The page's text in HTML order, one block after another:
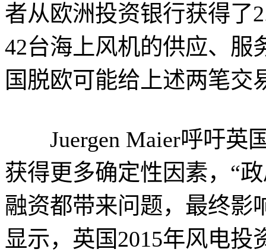
者从欧洲投资银行获得了
42台海上风机的供应、服
国脱欧可能给上述两笔交
Juergen Maier呼吁英
获得更多确定性因素，“
融资都带来问题，最终影
显示，英国2015年风电